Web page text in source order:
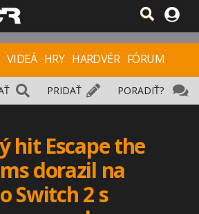
VIDEÁ HRY HARDVÉR FÓRUM
PORADIŤ?
PRIDAŤ
hit Escape the
dorazil na
Switch 2 s